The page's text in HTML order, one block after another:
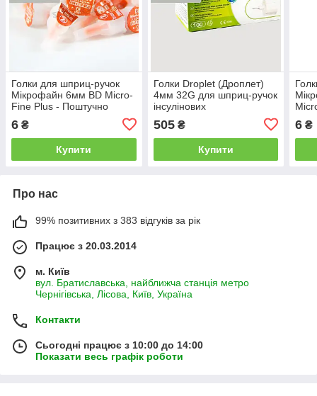
Голки для шприц-ручок
Мікрофайн 6мм BD Micro-
Fine Plus - Поштучно
6 ₴
Купити
Голки Droplet (Дроплет)
4мм 32G для шприц-ручок
інсулінових
505₴
Купити
6 ₴
Про нас
99% позитивних з 383 відгуків за рік
Працює з 20.03.2014
м. Київ
вул. Братиславська, найближча станція метро
Чернігівська, Лісова, Київ, Україна
Контакти
Сьогодні працює з 10:00 до 14:00
Показати весь графік роботи